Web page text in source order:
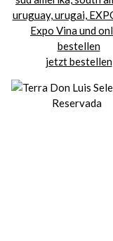
jetzt bestellen